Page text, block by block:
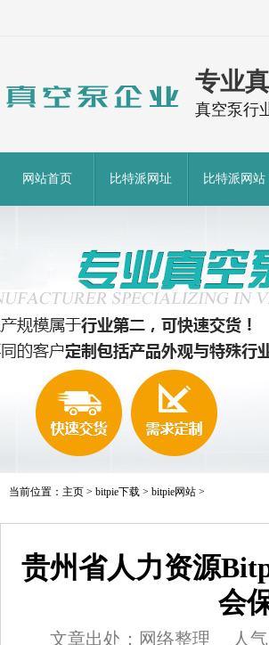
专业
真空泵行
网站首页 比特派网址 比特派网站
当前位置： 主页 > bitpie下载 > bitpie网站 >
贵州省人力资源
会
文章出处：网络整理 人气